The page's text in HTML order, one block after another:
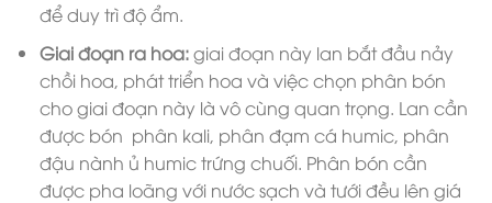
để duy trì độ ẩm.
Giai đoạn ra hoa:giai đoạn này lan bắt đầu nảy
chồi hoa, phát triển hoa và việc chọn phân bón
cho giai đoạn này là vô cùng quan trọng. Lan cần
được bón phân kali, phân đạm cá humic, phân
đậu nành ủ humic trứng chuối. Phân bón cần
được pha loãng với nước sạch và tưới đều lên giá